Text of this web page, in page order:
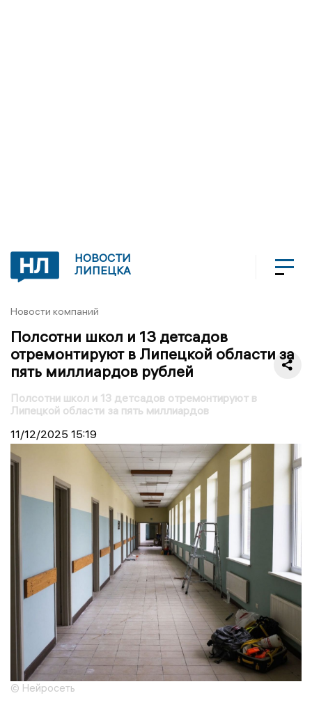
НОВОСТИ
ЛИПЕЦКА
Новости компаний
Полсотни школ и 13 детсадов
отремонтируют в Липецкой области за
пять миллиардов рублей
Полсотни школ и 13 детсадов отремонтируют в
Липецкой области за пять миллиардов
11/12/2025 15:19
© Нейросеть